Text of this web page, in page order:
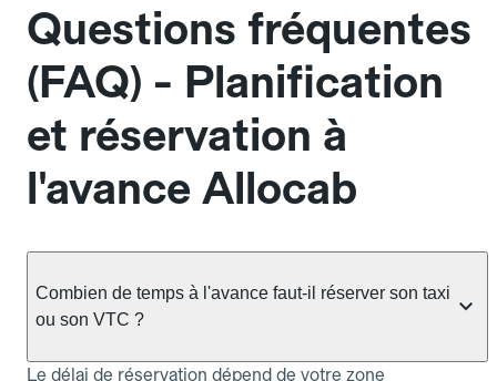
Questions fréquentes
(FAQ) - Planification
et réservation à
l'avance Allocab
Combien de temps à l'avance faut-il réserver son taxi
ou son VTC ?
Le délai de réservation dépend de votre zone